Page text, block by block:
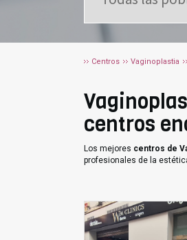
Centros Vaginoplastia
centros
Los mejores centros de
profesionales de la